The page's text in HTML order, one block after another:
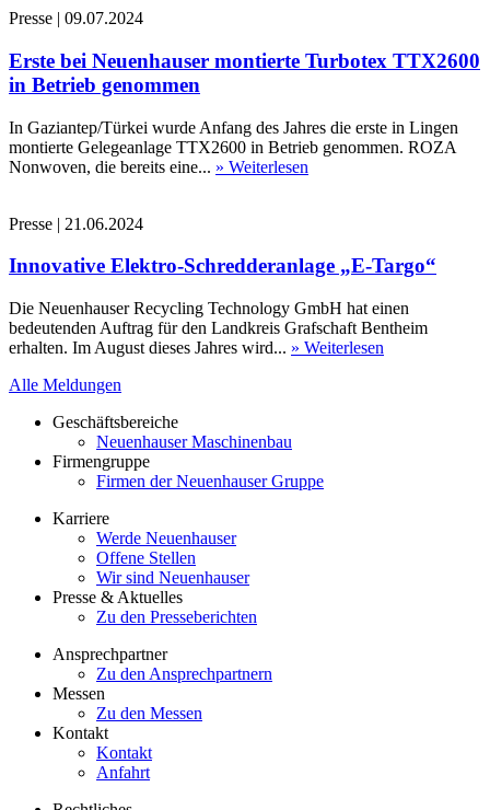
Presse | 09.07.2024
Erste bei Neuenhauser montierte Turbotex TTX2600
in Betrieb genommen
In Gaziantep/Türkei wurde Anfang des Jahres die erste in Lingen
montierte Gelegeanlage TTX2600 in Betrieb genommen. ROZA
Nonwoven, die bereits eine... » Weiterlesen
Presse | 21.06.2024
Innovative Elektro-Schredderanlage „E-Targo“
Die Neuenhauser Recycling Technology GmbH hat einen
bedeutenden Auftrag für den Landkreis Grafschaft Bentheim
erhalten. Im August dieses Jahres wird... » Weiterlesen
Alle Meldungen
Geschäftsbereiche
Neuenhauser Maschinenbau
Firmengruppe
Firmen der Neuenhauser Gruppe
Karriere
Werde Neuenhauser
Offene Stellen
Wir sind Neuenhauser
Presse & Aktuelles
Zu den Presseberichten
Ansprechpartner
Zu den Ansprechpartnern
Messen
Zu den Messen
Kontakt
Kontakt
Anfahrt